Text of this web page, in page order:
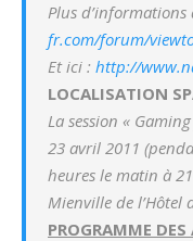
Plus
fr.com/forum/
Et ici : http://
LOCALISATION
La session «
23 avril 2011
heures le matin à
Mienville de l’Hôtel
PROGRAMME